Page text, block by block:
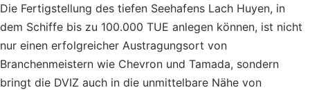
Die Fertigstellung des tiefen Seehafens Lach Huyen, in
dem Schiffe bis zu 100.000 TUE anlegen können, ist nicht
nur einen erfolgreicher Austragungsort von
Branchenmeistern wie Chevron und Tamada, sondern
bringt die DVIZ auch in die unmittelbare Nähe von